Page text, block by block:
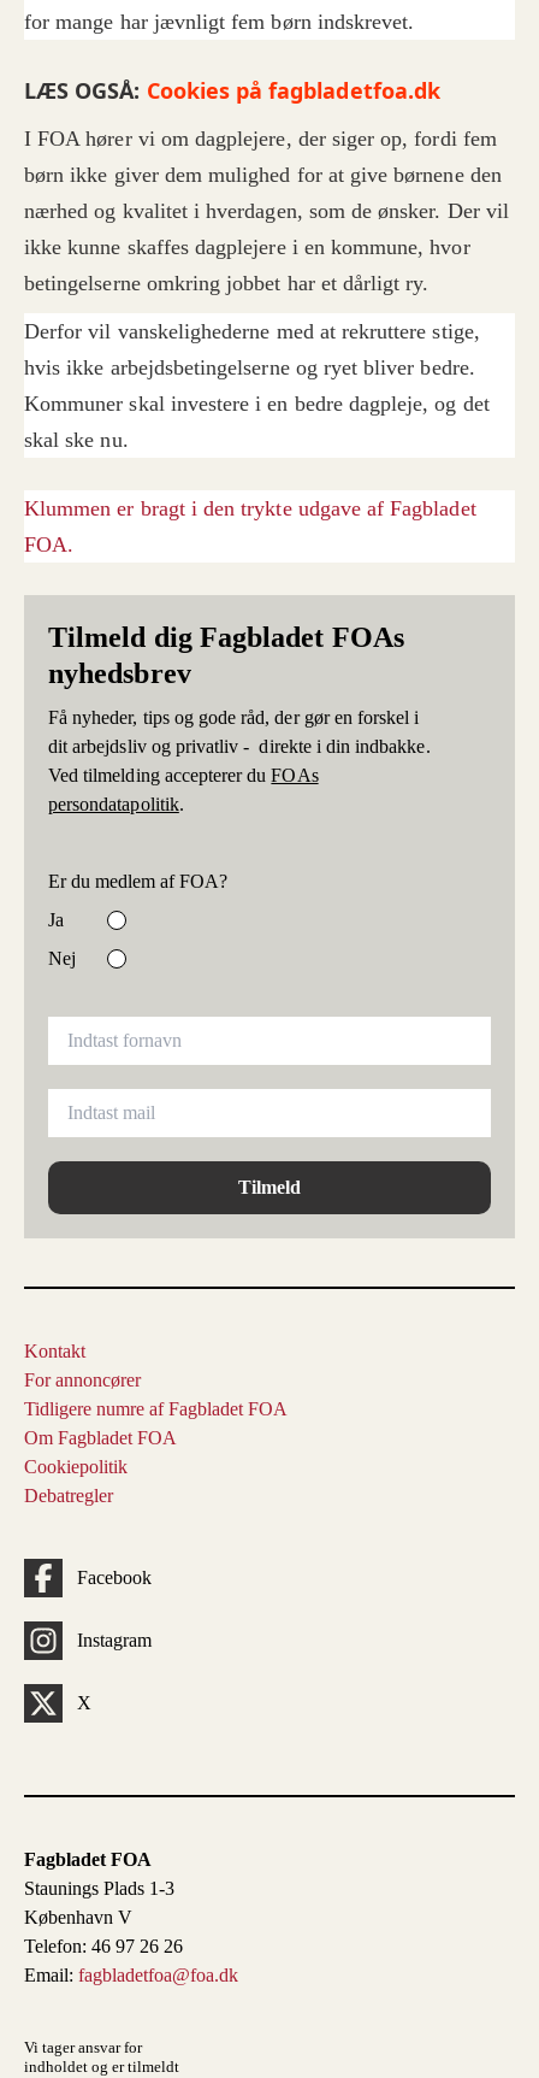
for mange har jævnligt fem børn indskrevet.
LÆS OGSÅ: Cookies på fagbladetfoa.dk
I FOA hører vi om dagplejere, der siger op, fordi fem
børn ikke giver dem mulighed for at give børnene den
nærhed og kvalitet i hverdagen, som de ønsker. Der vil
ikke kunne skaffes dagplejere i en kommune, hvor
betingelserne omkring jobbet har et dårligt ry.
Derfor vil vanskelighederne med at rekruttere stige,
hvis ikke arbejdsbetingelserne og ryet bliver bedre.
Kommuner skal investere i en bedre dagpleje, og det
skal ske nu.
Klummen er bragt i den trykte udgave af Fagbladet
FOA.
Tilmeld dig Fagbladet FOAs
nyhedsbrev
Få nyheder, tips og gode råd, der gør en forskel i
dit arbejdsliv og privatliv - direkte i din indbakke.
Ved tilmelding accepterer duFOAs
persondatapolitik.
Er du medlem af FOA?
Ja
Nej
Tilmeld
Fagbladet FOA
Staunings Plads 1-3
København V
Telefon: 46 97 26 26
Email: fagbladetfoa@foa.dk
Vi tager ansvar for
indholdet og er tilmeldt
Kontakt
For annoncører
Tidligere numre af Fagbladet FOA
Om Fagbladet FOA
Cookiepolitik
Debatregler
Facebook
Instagram
X